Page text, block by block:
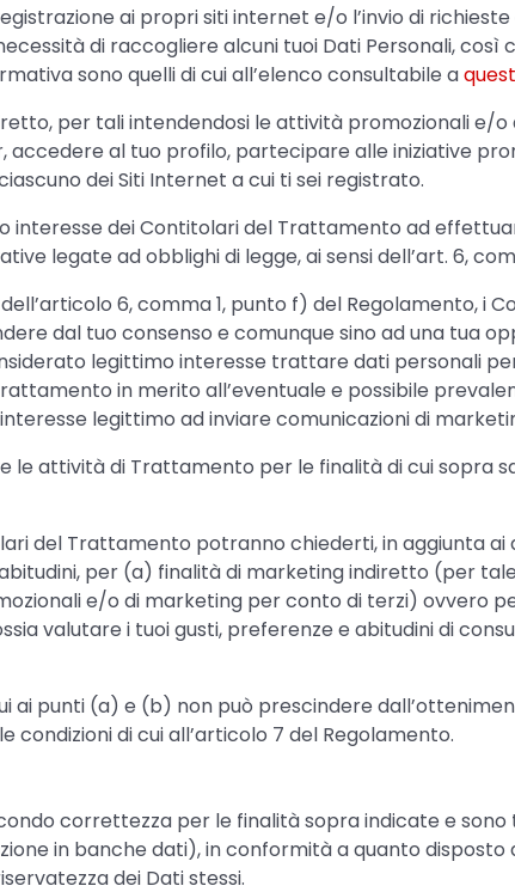
ai propri siti internet e/o l’invio di
di raccogliere alcuni tuoi Dati Personali,
sono quelli di cui all’elenco consultabile a
per tali intendendosi le attività promozionali e/
al tuo profilo, partecipare alle iniziative
dei Siti Internet a cui ti sei registrato.
dei Contitolari del Trattamento ad
legate ad obblighi di legge, ai sensi dell’art. 6,
6, comma 1, punto f) del Regolamento,
dal tuo consenso e comunque sino ad una tua
legittimo interesse trattare dati personali
in merito all’eventuale e possibile
legittimo ad inviare comunicazioni di
attività di Trattamento per le finalità di cui sopra
del Trattamento potranno chiederti, in aggiunta ai
per (a) finalità di marketing indiretto (per
e/o di marketing per conto di terzi) ovvero
valutare i tuoi gusti, preferenze e abitudini di
ai punti (a) e (b) non può prescindere
di cui all’articolo 7 del Regolamento.
correttezza per le finalità sopra indicate e
in banche dati), in conformità a quanto disposto
dei Dati stessi.